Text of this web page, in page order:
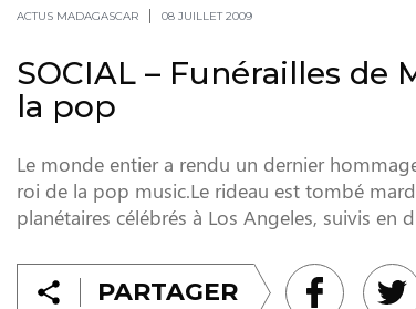
ACTUS MADAGASCAR 08 JUILLET 2009
SOCIAL – Funérailles de
la pop
Le monde entier a rendu un dernier
roi de la pop music.Le rideau est tombé
planétaires célébrés à Los Angeles, suivis en
PARTAGER